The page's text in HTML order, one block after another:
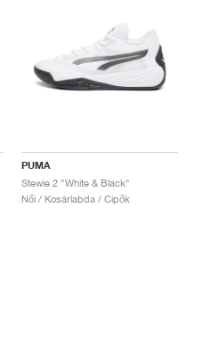
PUMA
Stewie 2 "White & Black"
Női / Kosárlabda / Cipők